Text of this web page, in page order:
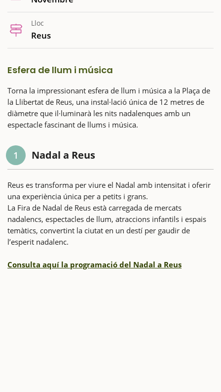
Lloc
Reus
Esfera de llum i música
Torna la impressionant esfera de llum i música a la Plaça de
la Llibertat de Reus, una instal·lació única de 12 metres de
diàmetre que il·luminarà les nits nadalenques amb un
espectacle fascinant de llums i música.
1 Nadal a Reus
Reus es transforma per viure el Nadal amb intensitat i oferir
una experiència única per a petits i grans.
La Fira de Nadal de Reus està carregada de mercats
nadalencs, espectacles de llum, atraccions infantils i espais
temàtics, convertint la ciutat en un destí per gaudir de
l’esperit nadalenc.
Consulta aquí la programació del Nadal a Reus